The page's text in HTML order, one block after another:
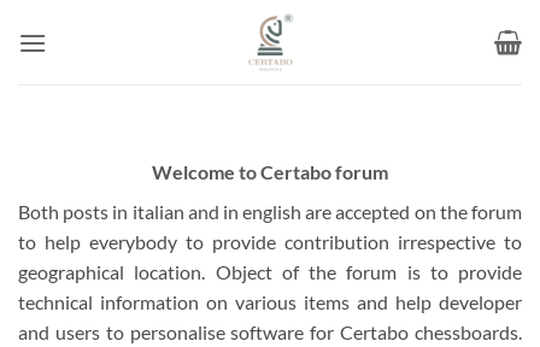
Welcome to Certabo forum
Both posts in italian and in english are accepted on the forum
to help everybody to provide contribution irrespective to
geographical location. Object of the forum is to provide
technical information on various items and help developer
and users to personalise software for Certabo chessboards.